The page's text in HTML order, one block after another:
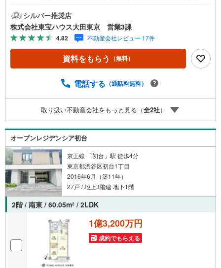
辺環境のチェックまでスマホで完結。よく行く場所へのル
ートや所要時間がわかる「Door to Door機能」で、通勤・通
学時間もスムーズに検索できます。東宝ハウス大田東京で
は、物件のご紹介にとどまらず、独自の会員サービス「TO
HO HOUSE CLUB」や「未来カレンダー」を活用したライ
フプランニングを通じて、ご入居後もお客様の安心と豊か
す。 住宅ローンのご相談 FPによるライフプランのシミュ
産を見た」とお伝え下さい。【資料をもらう】【室内・現
地を見学する】ボタンよりご予約いただくとご見学がスム
ーズにご案内できます。お客様のお住まいへの「希望」を
形にするべく全力でお手伝いさせていただきます。お会い
できる日を心待ちにしております。
シルバー推奨店
株式会社東宝ハウス大田東京 営業3課
4.82 不動産会社レビュー 17件
資料をもらう （無料）
電話する （通話料無料）
取り扱い不動産会社をもっと見る（全2社）
オープンレジデンシア初台
京王線 「初台」駅 徒歩4分
東京都渋谷区初台1丁目
2016年6月（築11年）
27戸 / 地上3階建 地下1階
2階 / 南東 / 60.05m2 / 2LDK
1億3,200万円
成約でもらえる